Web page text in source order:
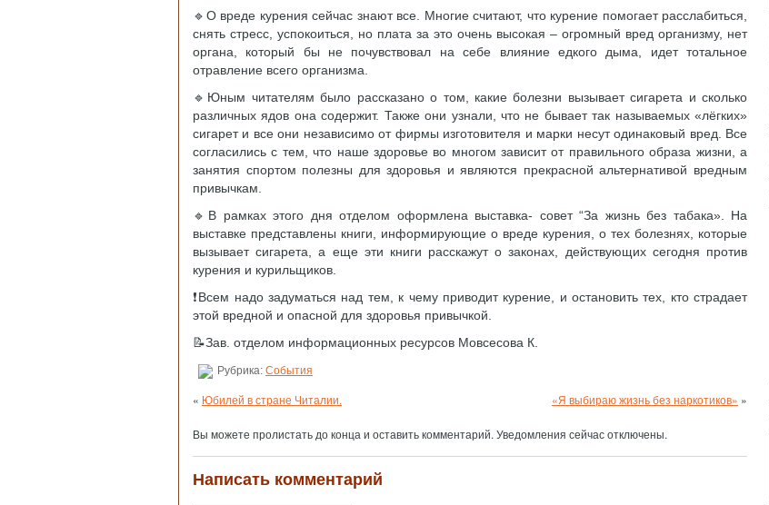
🔹О вреде курения сейчас знают все. Многие считают, что курение помогает расслабиться,
снять стресс, успокоиться, но плата за это очень высокая – огромный вред организму, нет
органа, который бы не почувствовал на себе влияние едкого дыма, идет тотальное
отравление всего организма.
🔹Юным читателям было рассказано о том, какие болезни вызывает сигарета и сколько
различных ядов она содержит. Также они узнали, что не бывает так называемых «лёгких»
сигарет и все они независимо от фирмы изготовителя и марки несут одинаковый вред. Все
согласились с тем, что наше здоровье во многом зависит от правильного образа жизни, а
занятия спортом полезны для здоровья и являются прекрасной альтернативой вредным
привычкам.
🔹В рамках этого дня отделом оформлена выставка- совет “За жизнь без табака». На
выставке представлены книги, информирующие о вреде курения, о тех болезнях, которые
вызывает сигарета, а еще эти книги расскажут о законах, действующих сегодня против
курения и курильщиков.
❗Всем надо задуматься над тем, к чему приводит курение, и остановить тех, кто страдает
этой вредной и опасной для здоровья привычкой.
📝Зав. отделом информационных ресурсов Мовсесова К.
Рубрика: События
« Юбилей в стране Читалии. «Я выбираю жизнь без наркотиков» »
Вы можете пролистать до конца и оставить комментарий. Уведомления сейчас отключены.
Написать комментарий